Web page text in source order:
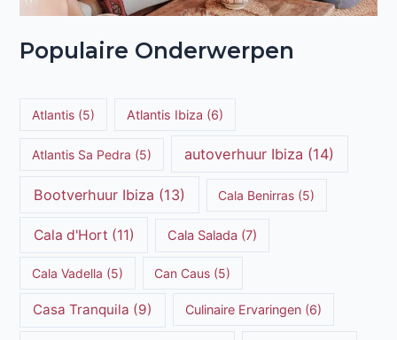
Populaire Onderwerpen
Atlantis (5) Atlantis Ibiza (6)
Atlantis Sa Pedra (5) autoverhuur Ibiza (14)
Bootverhuur Ibiza (13) Cala Benirras (5)
Cala d'Hort (11) Cala Salada(7)
Cala Vadella (5) Can Caus (5)
Casa Tranquila (9) Culinaire Ervaringen(6)